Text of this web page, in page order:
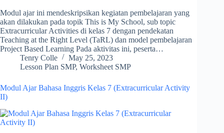
Modul ajar ini mendeskripsikan kegiatan pembelajaran yang
akan dilakukan pada topik This is My School, sub topic
Extracurricular Activities di kelas 7 dengan pendekatan
Teaching at the Right Level (TaRL) dan model pembelajaran
Project Based Learning Pada aktivitas ini, peserta…
Tenry Colle
May 25, 2023
Lesson Plan SMP, Worksheet SMP
Modul Ajar Bahasa Inggris Kelas 7 (Extracurricular Activity
II)